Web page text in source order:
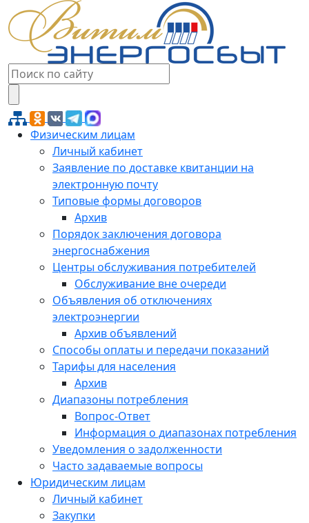
Физическим лицам
Личный кабинет
Заявление по доставке квитанции на
электронную почту
Типовые формы договоров
Архив
Порядок заключения договора
энергоснабжения
Центры обслуживания потребителей
Обслуживание вне очереди
Объявления об отключениях
электроэнергии
Архив объявлений
Способы оплаты и передачи показаний
Тарифы для населения
Архив
Диапазоны потребления
Вопрос-Ответ
Информация о диапазонах потребления
Уведомления о задолженности
Часто задаваемые вопросы
Юридическим лицам
Личный кабинет
Закупки